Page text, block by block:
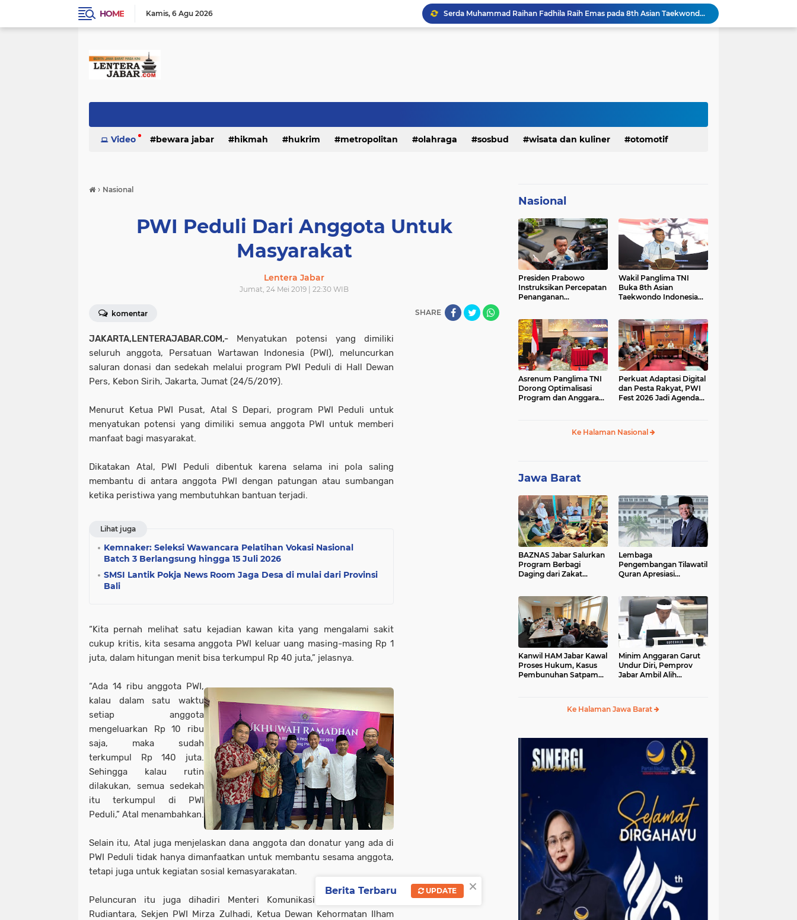
HOME Kamis 6 Agu 2026
Presiden Prabowo Instruksikan Percepatan Penanganan Pemadaman Listrik & Jaga Stabilitas Harga BBM
BAZNAS Jabar Salurkan Program Berbagi Daging dari Zakat Pengguna BRImo untuk Masyarakat Desa Ciririp Purwakarta
Pemkot Siapkan 100 Armada Pengangkut Sampah Bila TPPAS Legok Nangka Beroperasi
Video bewara jabar hikmah hukrim metropolitan olahraga sosbud wisata dan kuliner otomotif
› Nasional
PWI Peduli Dari Anggota Untuk
Masyarakat
Lentera Jabar
Jumat, 24 Mei 2019 | 22:30 WIB
komentar SHARE
JAKARTA,LENTERAJABAR.COM,- Menyatukan potensi yang dimiliki
seluruh anggota, Persatuan Wartawan Indonesia (PWI), meluncurkan
saluran donasi dan sedekah melalui program PWI Peduli di Hall Dewan
Pers, Kebon Sirih, Jakarta, Jumat (24/5/2019).
Menurut Ketua PWI Pusat, Atal S Depari, program PWI Peduli untuk
menyatukan potensi yang dimiliki semua anggota PWI untuk memberi
manfaat bagi masyarakat.
Dikatakan Atal, PWI Peduli dibentuk karena selama ini pola saling
membantu di antara anggota PWI dengan patungan atau sumbangan
ketika peristiwa yang membutuhkan bantuan terjadi.
Lihat juga
Kemnaker: Seleksi Wawancara Pelatihan Vokasi Nasional
Batch 3 Berlangsung hingga 15 Juli 2026
SMSI Lantik Pokja News Room Jaga Desa di mulai dari Provinsi
Bali
“Kita pernah melihat satu kejadian kawan kita yang mengalami sakit
cukup kritis, kita sesama anggota PWI keluar uang masing-masing Rp 1
juta, dalam hitungan menit bisa terkumpul Rp 40 juta,” jelasnya.
“Ada 14 ribu anggota PWI,
kalau dalam satu waktu
setiap anggota
mengeluarkan Rp 10 ribu
saja, maka sudah
terkumpul Rp 140 juta.
Sehingga kalau rutin
dilakukan, semua sedekah
itu terkumpul di PWI
Peduli,” Atal menambahkan.
Selain itu, Atal juga menjelaskan dana anggota dan donatur yang ada di
PWI Peduli tidak hanya dimanfaatkan untuk membantu sesama anggota,
tetapi juga untuk kegiatan sosial kemasyarakatan.
Peluncuran itu juga dihadiri Menteri Komunikasi dan Informatika
Rudiantara, Sekjen PWI Mirza Zulhadi, Ketua Dewan Kehormatan Ilham
Nasional
Presiden Prabowo
Instruksikan Percepatan
Penanganan
BBM
Wakil Panglima TNI
Buka 8th Asian
Taekwondo Indonesia
Asrenum Panglima TNI
Dorong Optimalisasi
Program dan Anggaran
Perkuat Adaptasi Digital
dan Pesta Rakyat, PWI
Fest 2026 Jadi Agenda
Ke Halaman Nasional
Jawa Barat
BAZNAS Jabar Salurkan
Program Berbagi
Daging dari Zakat
Purwakarta
Lembaga
Pengembangan Tilawatil
Quran Apresiasi
Langsung MTQ Jabar
Kanwil HAM Jabar Kawal
Proses Hukum, Kasus
Pembunuhan Satpam
Minim Anggaran Garut
Undur Diri, Pemprov
Jabar Ambil Alih
Ke Halaman Jawa Barat
×
Berita Terbaru UPDATE